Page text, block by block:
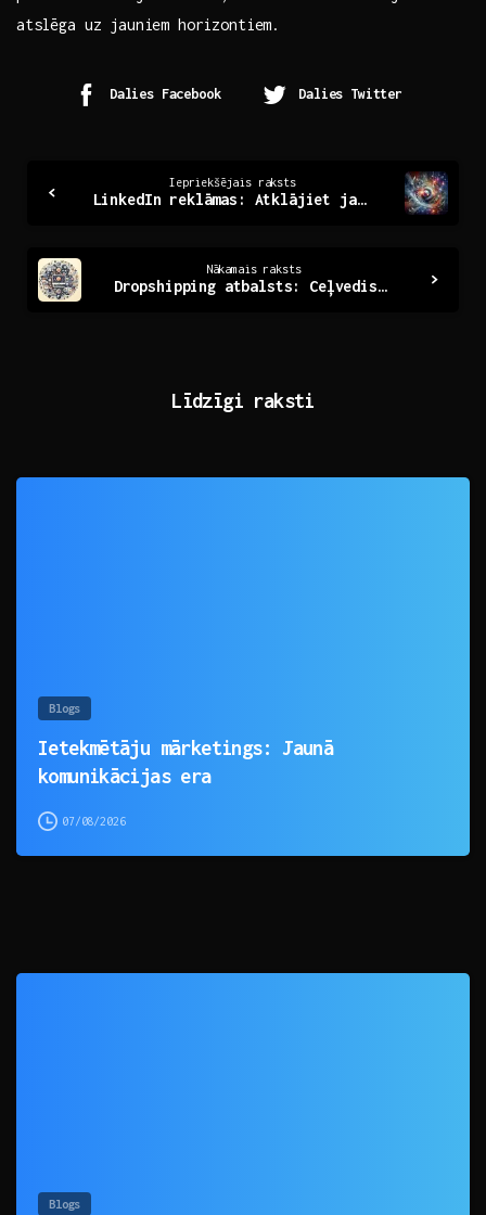
atslēga uz jauniem horizontiem.
Dalies Facebook Dalies Twitter
Reading
Iepriekšējais raksts
LinkedIn reklāmas: Atklājiet jaunas iespējas biznesā
Nākamais raksts
Dropshipping atbalsts: Ceļvedis veiksmīgai uzņēmējdarbībai
Līdzīgi raksti
Blogs
Ietekmētāju mārketings: Jaunā
komunikācijas era
07/08/2026
Blogs